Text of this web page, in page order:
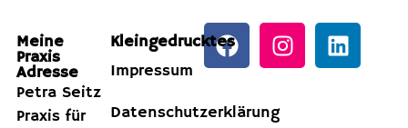
Meine
Praxis
Adresse
Petra Seitz
Praxis für
Kleingedrucktes
Impressum
Datenschutzerklärung